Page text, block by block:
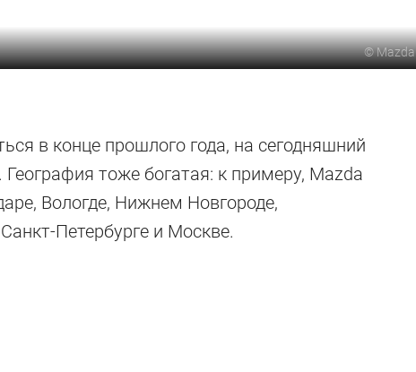
©Mazda
в конце прошлого года, на сегодняшний
тоже богатая: к примеру, Mazda
Вологде, Нижнем Новгороде,
Петербурге и Москве.